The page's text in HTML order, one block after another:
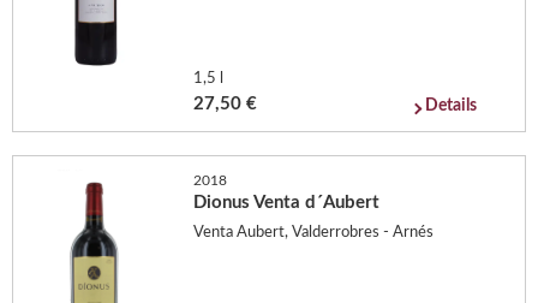
1,5 l
27,50 € Details
2018
Dionus Venta d´Aubert
Venta Aubert, Valderrobres - Arnés